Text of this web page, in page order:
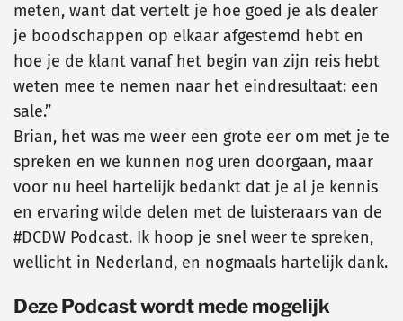
meten, want dat vertelt je hoe goed je als dealer
je boodschappen op elkaar afgestemd hebt en
hoe je de klant vanaf het begin van zijn reis hebt
weten mee te nemen naar het eindresultaat: een
sale.”
Brian, het was me weer een grote eer om met je te
spreken en we kunnen nog uren doorgaan, maar
voor nu heel hartelijk bedankt dat je al je kennis
en ervaring wilde delen met de luisteraars van de
#DCDW Podcast. Ik hoop je snel weer te spreken,
wellicht in Nederland, en nogmaals hartelijk dank.
Deze Podcast wordt mede mogelijk